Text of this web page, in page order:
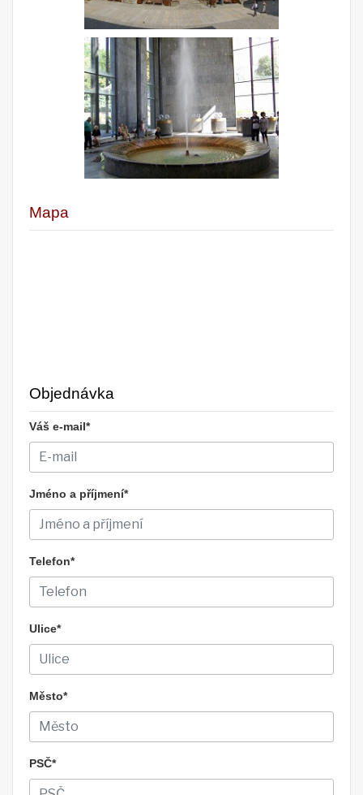
Mapa
Objednávka
Váš e-mail*
Jméno a příjmení*
Telefon*
Ulice*
Město*
PSČ*